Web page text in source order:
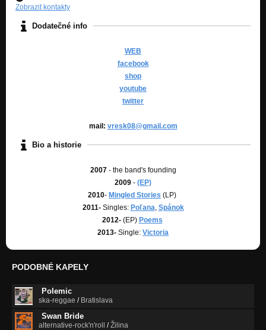
To my Wife
Nezařazeno
Devils
Zobrazit kontakty
Dodatečné info
WEB
facebook
shop
youtube
twitter
mail: vresk08@gmail.com
Bio a historie
2007- the band's founding
2009 - (EP)
2010- Mingled Stories (LP)
2011-Singles: Poľana Spánok
2012-(EP) Poems
2013- Single: Victoria
PODOBNÉ KAPELY
Polemic
ska-reggae / Bratislava
Swan Bride
alternative-rock'n'roll /Žilina